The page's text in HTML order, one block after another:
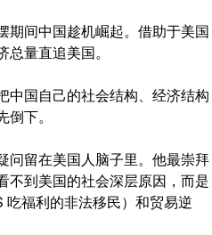
期间中国趁机崛起。借助于美国
量直追美国。
中国自己的社会结构、经济结构
下。
问留在美国人脑子里。他最崇拜
不到美国的社会深层原因，而是
福利的非法移民）和贸易逆